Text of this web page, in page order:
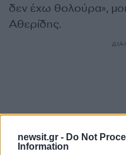
newsit.gr - Do Not
Information
δεν έχω θολούρα»,
Αθερίδης.